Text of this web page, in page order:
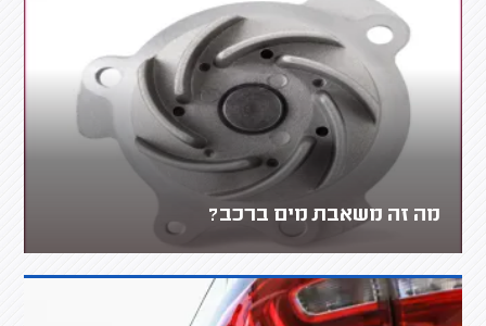
מה זה משאבת מים ברכב?